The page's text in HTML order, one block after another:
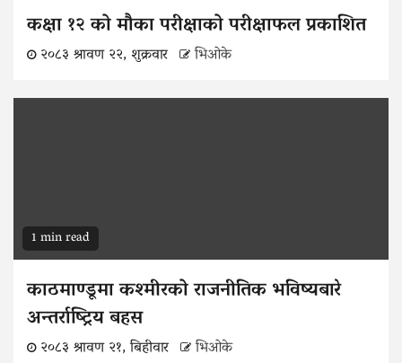
कक्षा १२ को मौका परीक्षाको परीक्षाफल प्रकाशित
२०८३ श्रावण २२, शुक्रवार भिओके
1 min read
काठमाण्डूमा कश्मीरको राजनीतिक भविष्यबारे
अन्तर्राष्ट्रिय बहस
२०८३ श्रावण २१, बिहीवार भिओके